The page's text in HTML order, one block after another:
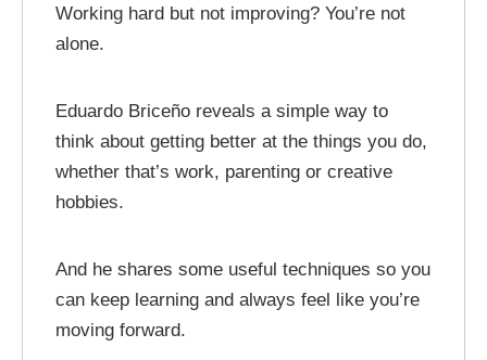
Working hard but not improving? You’re not
alone.
Eduardo Briceño reveals a simple way to
think about getting better at the things you do,
whether that’s work, parenting or creative
hobbies.
And he shares some useful techniques so you
can keep learning and always feel like you’re
moving forward.